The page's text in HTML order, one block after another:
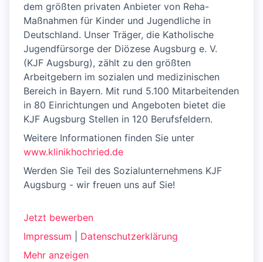
dem größten privaten Anbieter von Reha-
Maßnahmen für Kinder und Jugendliche in
Deutschland. Unser Träger, die Katholische
Jugendfürsorge der Diözese Augsburg e. V.
(KJF Augsburg), zählt zu den größten
Arbeitgebern im sozialen und medizinischen
Bereich in Bayern. Mit rund 5.100 Mitarbeitenden
in 80 Einrichtungen und Angeboten bietet die
KJF Augsburg Stellen in 120 Berufsfeldern.
Weitere Informationen finden Sie unter
www.klinikhochried.de
Werden Sie Teil des Sozialunternehmens KJF
Augsburg - wir freuen uns auf Sie!
Jetzt bewerben
Impressum
Datenschutzerklärung
Mehr anzeigen